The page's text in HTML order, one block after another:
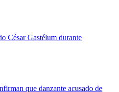
César Gastélum durante
que danzante acusado de